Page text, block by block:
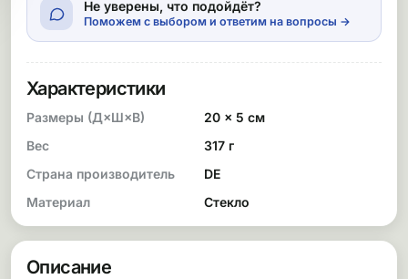
Не уверены, что подойдёт?
Поможем с выбором и ответим на вопросы →
Характеристики
Размеры (Д×Ш×В)
20 × 5 см
Вес
317 г
Страна производитель
DE
Материал
Стекло
Описание